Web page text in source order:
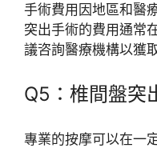
手術費用因地區和醫
突出手術的費用通常
議咨詢醫療機構以獲
Q5：椎間盤突
專業的按摩可以在一